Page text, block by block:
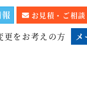
お見積・ご相談
更をお考えの方